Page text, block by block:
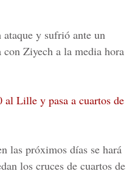
y sufrió ante un
con Ziyech a la media hora
al Lille y pasa a cuartos de
las próximos días se hará
los cruces de cuartos de